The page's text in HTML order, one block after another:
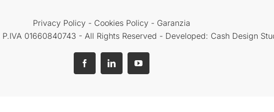
Privacy Policy - Cookies Policy - Garanzia
01660840743 - All Rights Reserved - Developed: Cash Design
FacebookLinkedInYouTube